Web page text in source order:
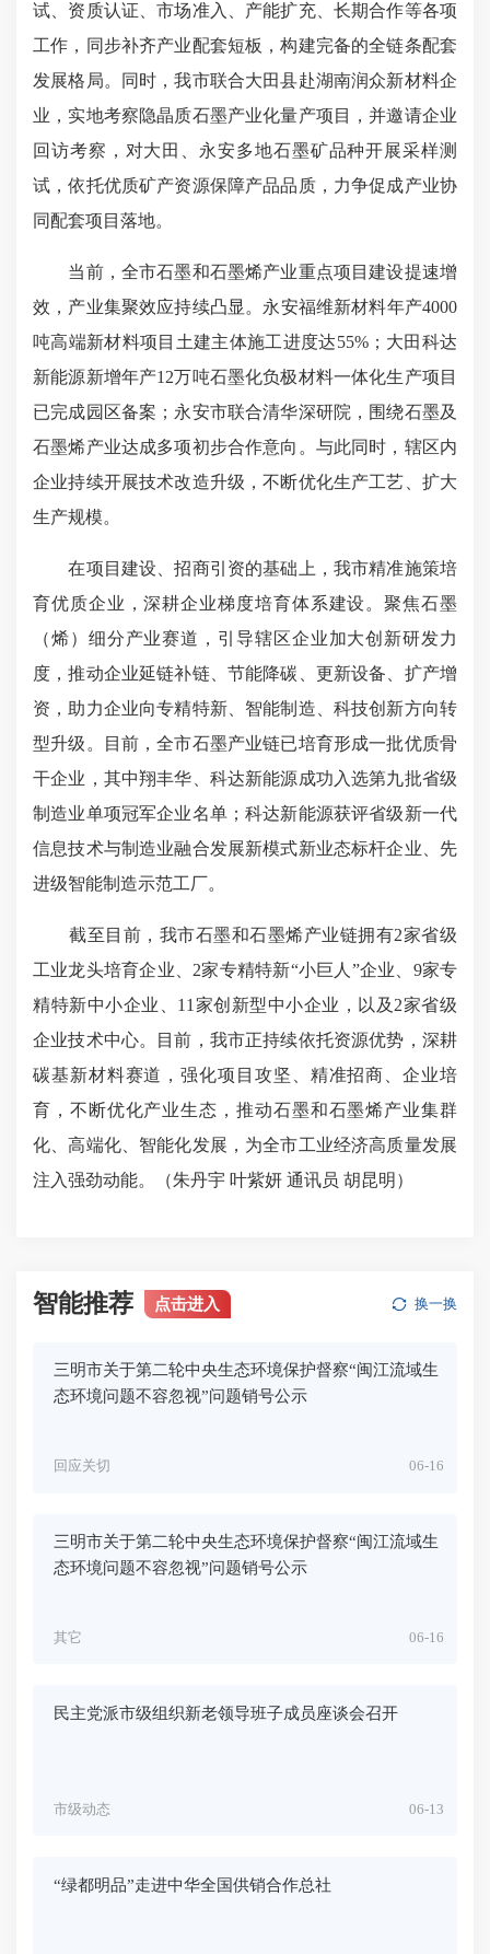
试、资质认证、市场准入、产能扩充、长期合作等各项
工作，同步补齐产业配套短板，构建完备的全链条配套
发展格局。同时，我市联合大田县赴湖南润众新材料企
业，实地考察隐晶质石墨产业化量产项目，并邀请企业
回访考察，对大田、永安多地石墨矿品种开展采样测
试，依托优质矿产资源保障产品品质，力争促成产业协
同配套项目落地。
当前，全市石墨和石墨烯产业重点项目建设提速增
效，产业集聚效应持续凸显。永安福维新材料年产4000
吨高端新材料项目土建主体施工进度达55%；大田科达
新能源新增年产12万吨石墨化负极材料一体化生产项目
已完成园区备案；永安市联合清华深研院 ，围绕石墨及
石墨烯产业达成多项初步合作意向。与此同时，辖区内
企业持续开展技术改造升级，不断优化生产工艺、扩大
生产规模。
在项目建设、招商引资的基础上，我市精准施策培
育优质企业，深耕企业梯度培育体系建设。聚焦石墨
（烯）细分产业赛道，引导辖区企业加大创新研发力
度，推动企业延链补链、节能降碳、更新设备、扩产增
资，助力企业向专精特新、智能制造、科技创新方向转
型升级。目前，全市石墨产业链已培育形成一批优质骨
干企业，其中翔丰华、科达新能源成功入选第九批省级
制造业单项冠军企业名单；科达新能源获评省级新一代
信息技术与制造业融合发展新模式新业态标杆企业、 先
进级智能制造示范工厂。
截至目前，我市石墨和石墨烯产业链拥有2家省级
工业龙头培育企业、2家专精特新“小巨人”企业、9家专
精特新中小企业、11家创新型中小企业，以及2家省级
企业技术中心。目前，我市正持续依托资源优势，深耕
碳基新材料赛道，强化项目攻坚、精准招商、企业培
育，不断优化产业生态，推动石墨和石墨烯产业集群
化、高端化、智能化发展，为全市工业经济高质量发展
注入强劲动能。（朱丹宇 叶紫妍 通讯员 胡昆明）
智能推荐 点击进入 换一换
三明市关于第二轮中央生态环境保护督察“闽江流域生
态环境问题不容忽视”问题销号公示
06-16
回应关切
三明市关于第二轮中央生态环境保护督察“闽江流域生
态环境问题不容忽视”问题销号公示
06-16
其它
民主党派市级组织新老领导班子成员座谈会召开
06-13
市级动态
“绿都明品”走进中华全国供销合作总社